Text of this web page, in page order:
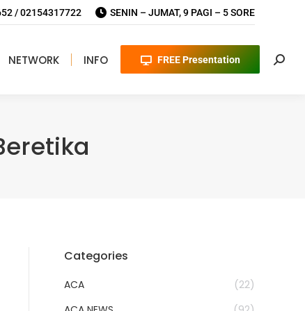
/ 02154317722 SENIN – JUMAT, 9 PAGI – 5 SORE
NETWORK INFO FREE Presentation
Categories
ACA
(22)